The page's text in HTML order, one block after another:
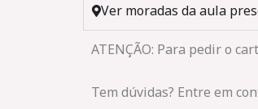
Ver moradas da aula
ATENÇÃO: Para pedir o
Tem dúvidas? Entre em